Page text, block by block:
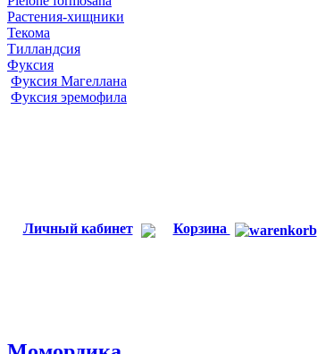
Растения-хищники
Текома
Тилландсия
Фуксия
Фуксия Магеллана
Фуксия эремофила
Личный кабинет Корзина